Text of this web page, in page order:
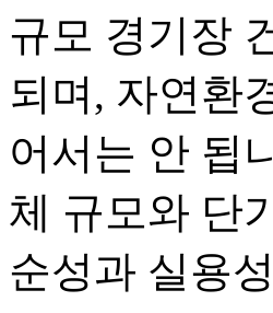
규모 경기장
되며, 자연환
어서는 안 됩
체 규모와 단
순성과 실용